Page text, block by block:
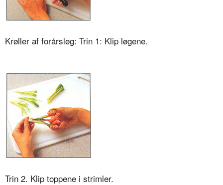
Krøller af forårsløg: Trin 1: Klip løgene.
Trin 2. Klip toppene i strimler.